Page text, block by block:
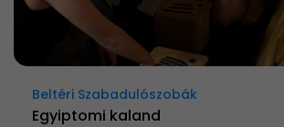
Beltéri Szabadulószobák
Egyiptomi kaland